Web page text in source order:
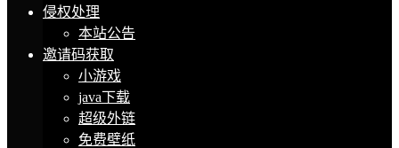
侵权处理
本站公告
邀请码获取
小游戏
java下载
超级外链
免费壁纸